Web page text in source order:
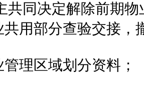
共同决定解除前期
共用部分查验交接，
管理区域划分资料；